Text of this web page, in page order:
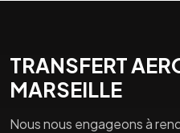
TRANSFERT
MARSEILLE
Nous nous engageons à